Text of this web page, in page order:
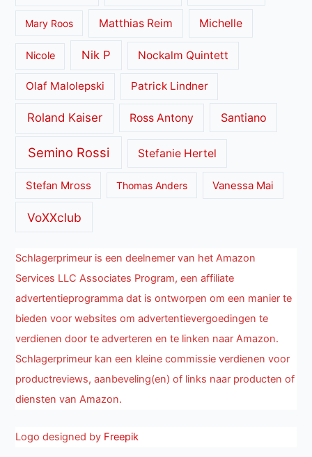
Mary Roos Matthias Reim Michelle
Nicole Nik P Nockalm Quintett
Olaf Malolepski Patrick Lindner
Roland Kaiser Ross Antony Santiano
Semino Rossi Stefanie Hertel
Stefan Mross Thomas Anders Vanessa Mai
VoXXclub
Schlagerprimeur is een deelnemer van het Amazon
Services LLC Associates Program, een affiliate
advertentieprogramma dat is ontworpen om een manier te
bieden voor websites om advertentievergoedingen te
verdienen door te adverteren en te linken naar Amazon.
Schlagerprimeur kan een kleine commissie verdienen voor
productreviews, aanbeveling(en) of links naar producten of
diensten van Amazon.
Logo designed by Freepik